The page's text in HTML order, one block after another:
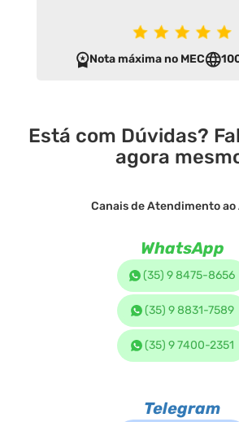
Nota máxima no MEC
Está com Dúvidas?
agora
Canais de Atendimento ao
WhatsApp
(35) 9 8475-8656
(35) 9 8831-7589
(35) 9 7400-2351
Telegram